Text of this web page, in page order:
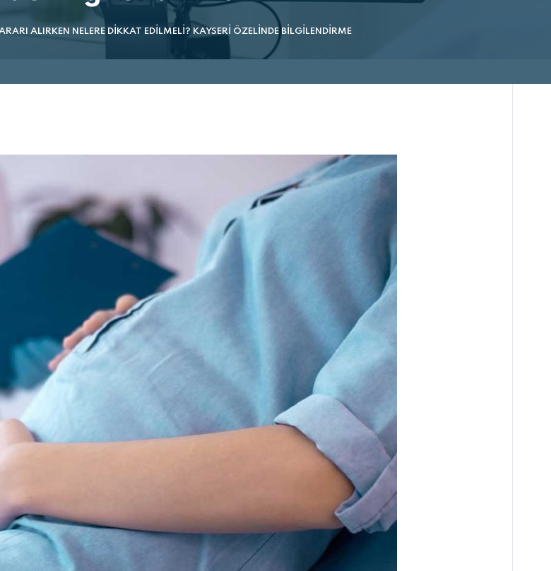
ALIRKEN NELERE DIKKAT EDILMELI? KAYSERI ÖZELINDE BILGILENDIRME